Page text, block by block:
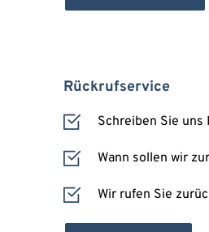
Rückrufservice
Schreiben Sie uns
Wann sollen wir
Wir rufen Sie